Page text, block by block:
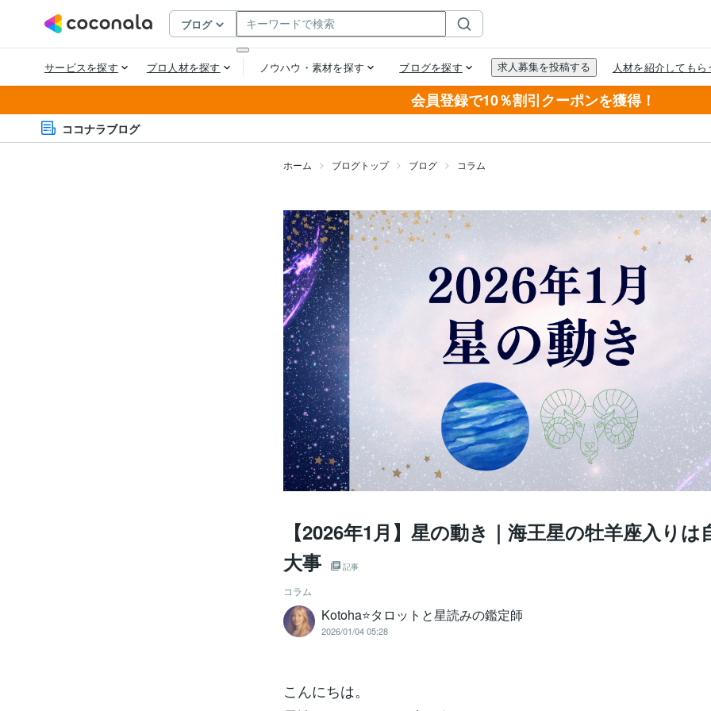
会員登録で10％割引クーポンを獲得！
ココナラブログ
ホーム ブログトップ ブログ コラム
【2026年1月】星の動き｜海王星の牡羊座入りは
大事
記事
コラム
Kotoha⭐タロットと星読みの鑑定師
2026/01/04 05:28
こんにちは。